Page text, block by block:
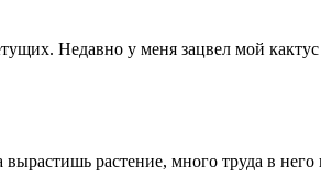
Недавно у меня зацвел мой кактус
растение, много труда в